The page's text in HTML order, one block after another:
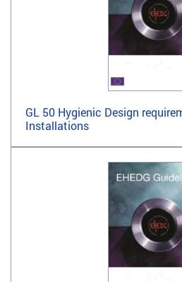
GL 50 Hygienic Design
Installations